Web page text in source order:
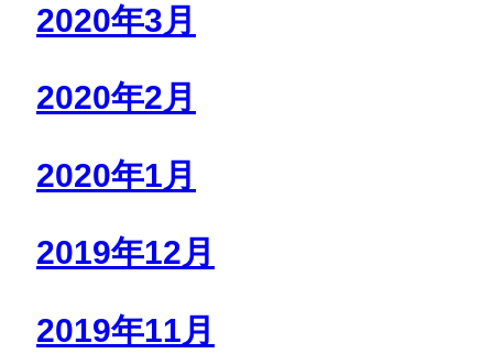
2020年3月
2020年2月
2020年1月
2019年12月
2019年11月